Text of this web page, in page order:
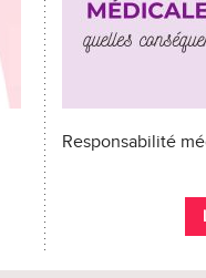
Responsabilité